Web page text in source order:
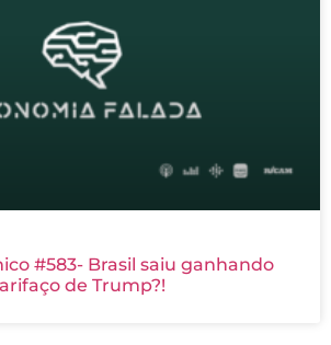
#583- Brasil saiu ganhando
de Trump?!